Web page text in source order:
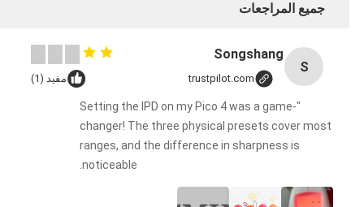
جميع المراجعات
S
Songshang
trustpilot.com مفيد (1)
"Setting the IPD on my Pico 4 was a game-
changer! The three physical presets cover most
ranges, and the difference in sharpness is
noticeable.